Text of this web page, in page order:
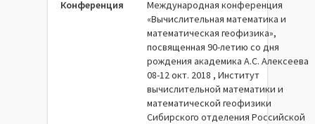
Конференция
Международная конференция
«Вычислительная математика и
математическая геофизика»,
посвященная 90-летию со дня
рождения академика А.С. Алексеева
08-12 окт. 2018 , Институт
вычислительной математики и
математической геофизики
Сибирского отделения Российской